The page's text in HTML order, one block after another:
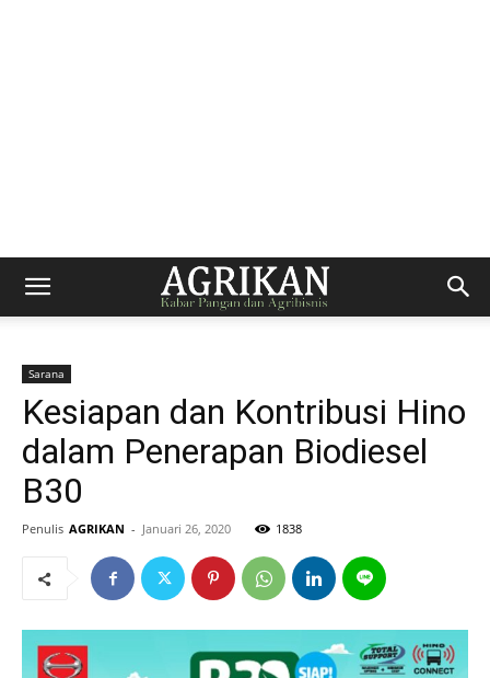
Sarana
Kesiapan dan Kontribusi Hino
dalam Penerapan Biodiesel
B30
Penulis AGRIKAN - Januari 26, 2020 1838